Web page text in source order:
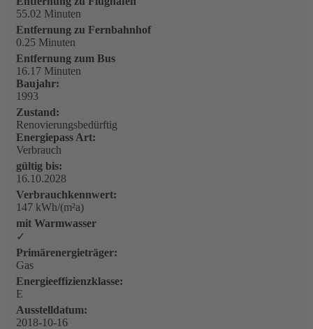
55.02 Minuten
Entfernung zu Fernbahnhof
0.25 Minuten
Entfernung zum Bus
16.17 Minuten
Baujahr:
1993
Zustand:
Renovierungsbedürftig
Energiepass Art:
Verbrauch
gültig bis:
16.10.2028
Verbrauchkennwert:
147 kWh/(m²a)
mit Warmwasser
✓
Primärenergieträger:
Gas
Energieeffizienzklasse:
E
Ausstelldatum:
2018-10-16